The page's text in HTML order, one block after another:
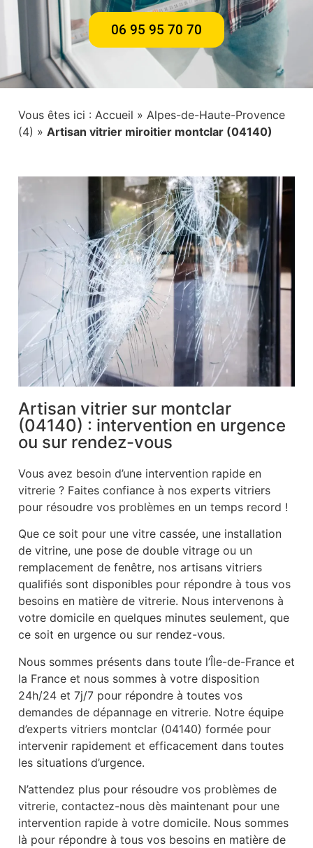
06 95 95 70 70
Vous êtes ici : Accueil » Alpes-de-Haute-Provence
(4) » Artisan vitrier miroitier montclar (04140)
Artisan vitrier sur montclar
(04140) : intervention en urgence
ou sur rendez-vous
Vous avez besoin d’une intervention rapide en
vitrerie ? Faites confiance à nos experts vitriers
pour résoudre vos problèmes en un temps record !
Que ce soit pour une vitre cassée, une installation
de vitrine, une pose de double vitrage ou un
remplacement de fenêtre, nos artisans vitriers
qualifiés sont disponibles pour répondre à tous vos
besoins en matière de vitrerie. Nous intervenons à
votre domicile en quelques minutes seulement, que
ce soit en urgence ou sur rendez-vous.
Nous sommes présents dans toute l’Île-de-France et
la France et nous sommes à votre disposition
24h/24 et 7j/7 pour répondre à toutes vos
demandes de dépannage en vitrerie. Notre équipe
d’experts vitriers montclar (04140) formée pour
intervenir rapidement et efficacement dans toutes
les situations d’urgence.
N’attendez plus pour résoudre vos problèmes de
vitrerie, contactez-nous dès maintenant pour une
intervention rapide à votre domicile. Nous sommes
là pour répondre à tous vos besoins en matière de